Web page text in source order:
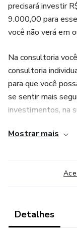
precisará investir
9.000,00 para
você não verá em
Na consultoria
consultoria
para que você
se sentir mais
investimentos, na
Vamos tomar
Nosso encontro é
turma, porque
marcar
aprendeu,
Mostrar mais
Detalhes